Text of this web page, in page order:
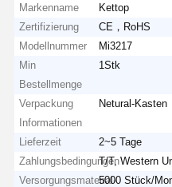
Markenname
Kettop
Zertifizierung
CE，RoHS
Modellnummer
Mi3217
Min
Bestellmenge
1Stk
Verpackung
Informationen
Netural-Kasten
Lieferzeit
2~5 Tage
ZahlungsbedingungenT/T, Western
Versorgungsmaterial-5000 Stück/